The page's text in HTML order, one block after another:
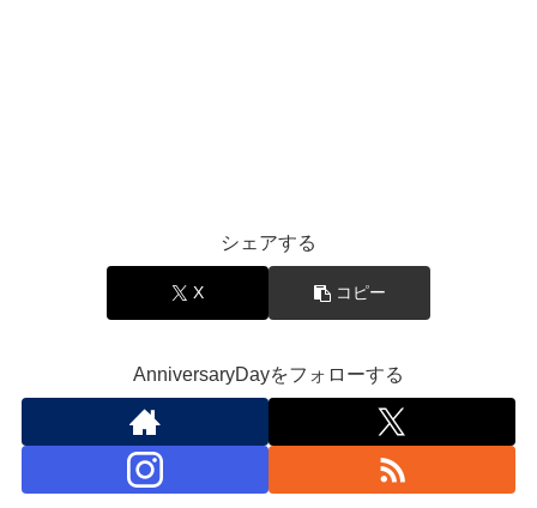
シェアする
X コピー
AnniversaryDayをフォローする